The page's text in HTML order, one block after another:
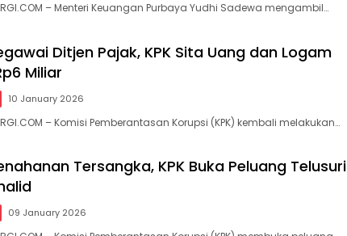
– Menteri Keuangan Purbaya Yudhi Sadewa mengambil…
Ditjen Pajak, KPK Sita Uang dan Logam
Miliar
10 January 2026
– Komisi Pemberantasan Korupsi (KPK) kembali melakukan…
Tersangka, KPK Buka Peluang Telusuri
09 January 2026